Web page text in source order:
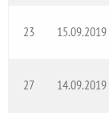
23 15.09.2019
27 14.09.2019